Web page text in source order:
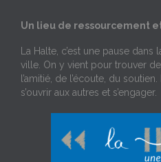
Un lieu de ressourcement
La Halte, c’est une pause
ville. On y vient pour trouver
l’amitié, de l’écoute, du
s’ouvrir aux autres et s’engager.